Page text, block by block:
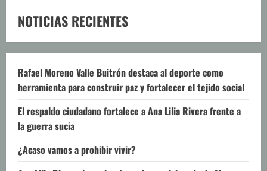
NOTICIAS RECIENTES
Rafael Moreno Valle Buitrón destaca al deporte como
herramienta para construir paz y fortalecer el tejido social
El respaldo ciudadano fortalece a Ana Lilia Rivera frente a
la guerra sucia
¿Acaso vamos a prohibir vivir?